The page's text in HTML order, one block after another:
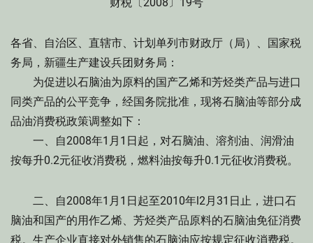
各省、自治区、直辖市、计划单列市财政厅（局）、国家税
务局，新疆生产建设兵团财务局：
为促进以石脑油为原料的国产乙烯和芳烃类产品与进口
同类产品的公平竞争，经国务院批准，现将石脑油等部分成
品油消费税政策调整如下：
一、自2008年1月1日起，对石脑油、溶剂油、润滑油
按每升0.2元征收消费税，燃料油按每升0.1元征收消费税。
二、自2008年1月1日起至2010年l2月31日止，进口石
脑油和国产的用作乙烯、芳烃类产品原料的石脑油免征消费
税。生产企业直接对外销售的石脑油应按规定征收消费税。